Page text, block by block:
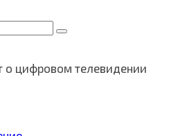
цифровом телевидении